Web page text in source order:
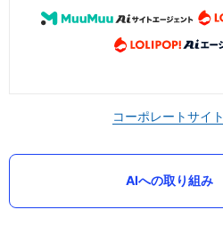
コーポレートサイト
AIへの取り組み